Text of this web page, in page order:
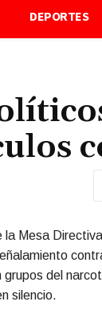
DEPORTES
la Mesa
grupos del
silencio.